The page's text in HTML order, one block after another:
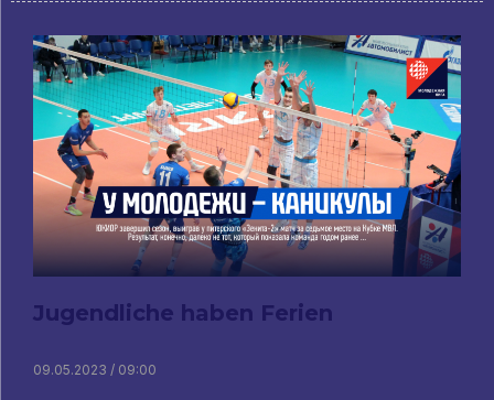
Jugendliche haben Ferien
09.05.2023 / 09:00